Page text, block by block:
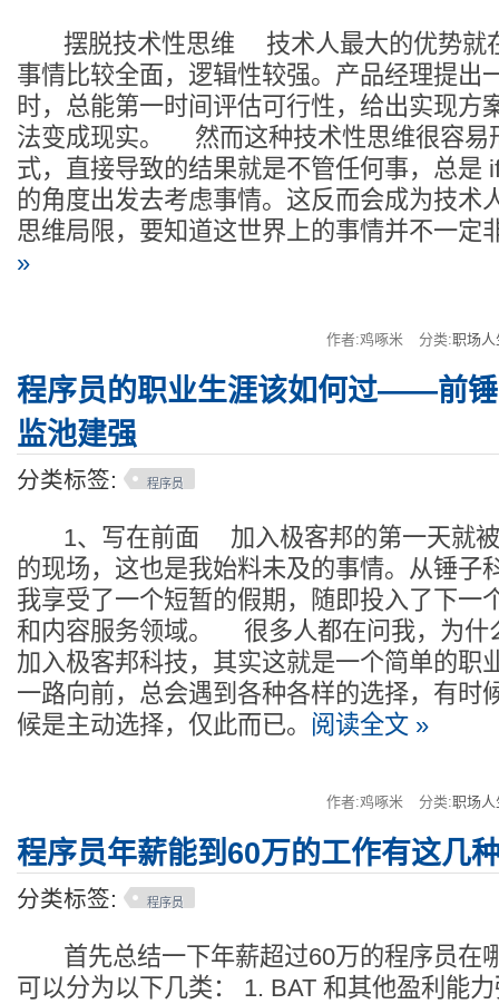
摆脱技术性思维 技术人最大的优势就
事情比较全面，逻辑性较强。产品经理提出
时，总能第一时间评估可行性，给出实现方
法变成现实。 然而这种技术性思维很容易
式，直接导致的结果就是不管任何事，总是
的角度出发去考虑事情。这反而会成为技术
思维局限，要知道这世界上的事情并不一定
»
作者:鸡啄米 分类:职场人
程序员的职业生涯该如何过——前
监池建强
分类标签: 程序员
1、写在前面 加入极客邦的第一天就被
的现场，这也是我始料未及的事情。从锤子
我享受了一个短暂的假期，随即投入了下一
和内容服务领域。 很多人都在问我，为什
加入极客邦科技，其实这就是一个简单的职
一路向前，总会遇到各种各样的选择，有时
候是主动选择，仅此而已。 阅读全文 »
作者:鸡啄米 分类:职场人
程序员年薪能到60万的工作有这几
分类标签: 程序员
首先总结一下年薪超过60万的程序员在
可以分为以下几类： 1. BAT 和其他盈利能